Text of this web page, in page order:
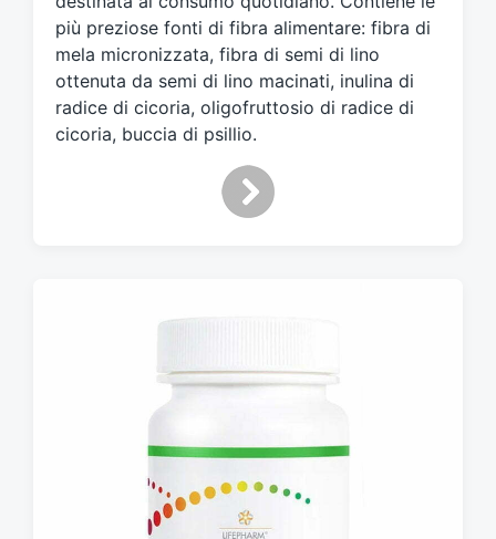
t
o
c
o
n
più preziose fonti di fibra alimentare: fibra di
mela micronizzata, fibra di semi di lino
ottenuta da semi di lino macinati, inulina di
radice di cicoria, oligofruttosio di radice di
cicoria, buccia di psillio.